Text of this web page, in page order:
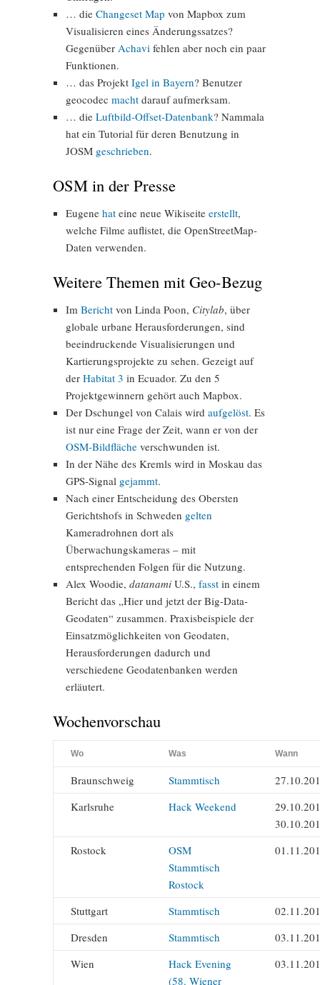
… die Changeset Map von Mapbox zum
Visualisieren eines Änderungssatzes?
Gegenüber Achavi fehlen aber noch ein paar
Funktionen.
… das Projekt Igel in Bayern? Benutzer
geocodec macht darauf aufmerksam.
… die Luftbild-Offset-Datenbank? Nammala
hat ein Tutorial für deren Benutzung in
JOSM geschrieben.
OSM in der Presse
Eugene hat eine neue Wikiseite erstellt,
welche Filme auflistet, die OpenStreetMap-
Daten verwenden.
Weitere Themen mit Geo-Bezug
Im Bericht von Linda Poon, Citylab, über
globale urbane Herausforderungen, sind
beeindruckende Visualisierungen und
Kartierungsprojekte zu sehen. Gezeigt auf
der Habitat 3 in Ecuador. Zu den 5
Projektgewinnern gehört auch Mapbox.
Der Dschungel von Calais wird aufgelöst. Es
ist nur eine Frage der Zeit, wann er von der
OSM-Bildfläche verschwunden ist.
In der Nähe des Kremls wird in Moskau das
GPS-Signal gejammt.
Nach einer Entscheidung des Obersten
Gerichtshofs in Schweden gelten
Kameradrohnen dort als
Überwachungskameras – mit
entsprechenden Folgen für die Nutzung.
Alex Woodie, datanami U.S., fasst in einem
Bericht das „Hier und jetzt der Big-Data-
Geodaten“ zusammen. Praxisbeispiele der
Einsatzmöglichkeiten von Geodaten,
Herausforderungen dadurch und
verschiedene Geodatenbanken werden
erläutert.
Wochenvorschau
Wo Was Wann
Braunschweig Stammtisch
Karlsruhe
Hack Weekend
Rostock
OSM
Stammtisch
Rostock
Stuttgart Stammtisch
Dresden
Stammtisch
Wien
Hack Evening
(58. Wiener